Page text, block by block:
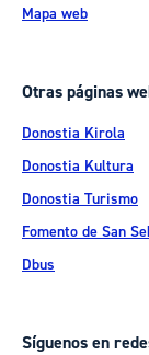
Mapa web
Otras páginas
Donostia Kirola
Donostia Kultura
Donostia Turismo
Fomento de San
Dbus
Síguenos en